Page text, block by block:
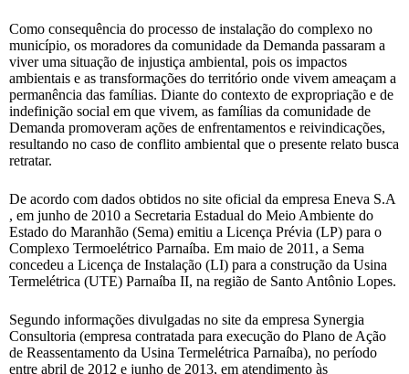
Como consequência do processo de instalação do complexo no
município, os moradores da comunidade da Demanda passaram a
viver uma situação de injustiça ambiental, pois os impactos
ambientais e as transformações do território onde vivem ameaçam a
permanência das famílias. Diante do contexto de expropriação e de
indefinição social em que vivem, as famílias da comunidade de
Demanda promoveram ações de enfrentamentos e reivindicações,
resultando no caso de conflito ambiental que o presente relato busca
retratar.
De acordo com dados obtidos no site oficial da empresa Eneva S.A
, em junho de 2010 a Secretaria Estadual do Meio Ambiente do
Estado do Maranhão (Sema) emitiu a Licença Prévia (LP) para o
Complexo Termoelétrico Parnaíba. Em maio de 2011, a Sema
concedeu a Licença de Instalação (LI) para a construção da Usina
Termelétrica (UTE) Parnaíba II, na região de Santo Antônio Lopes.
Segundo informações divulgadas no site da empresa Synergia
Consultoria (empresa contratada para execução do Plano de Ação
de Reassentamento da Usina Termelétrica Parnaíba), no período
entre abril de 2012 e junho de 2013, em atendimento às